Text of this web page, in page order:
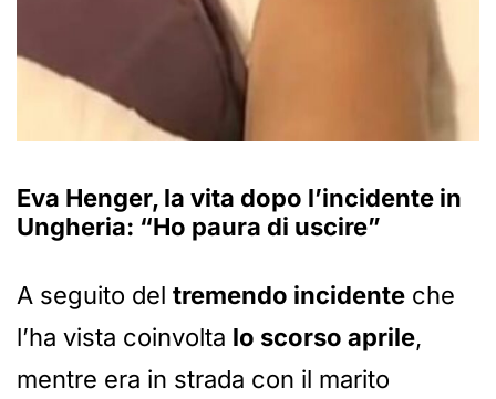
Eva Henger, la vita dopo l’incidente in
Ungheria: “Ho paura di uscire”
A seguito del tremendo incidente che
l’ha vista coinvolta lo scorso aprile,
mentre era in strada con il marito